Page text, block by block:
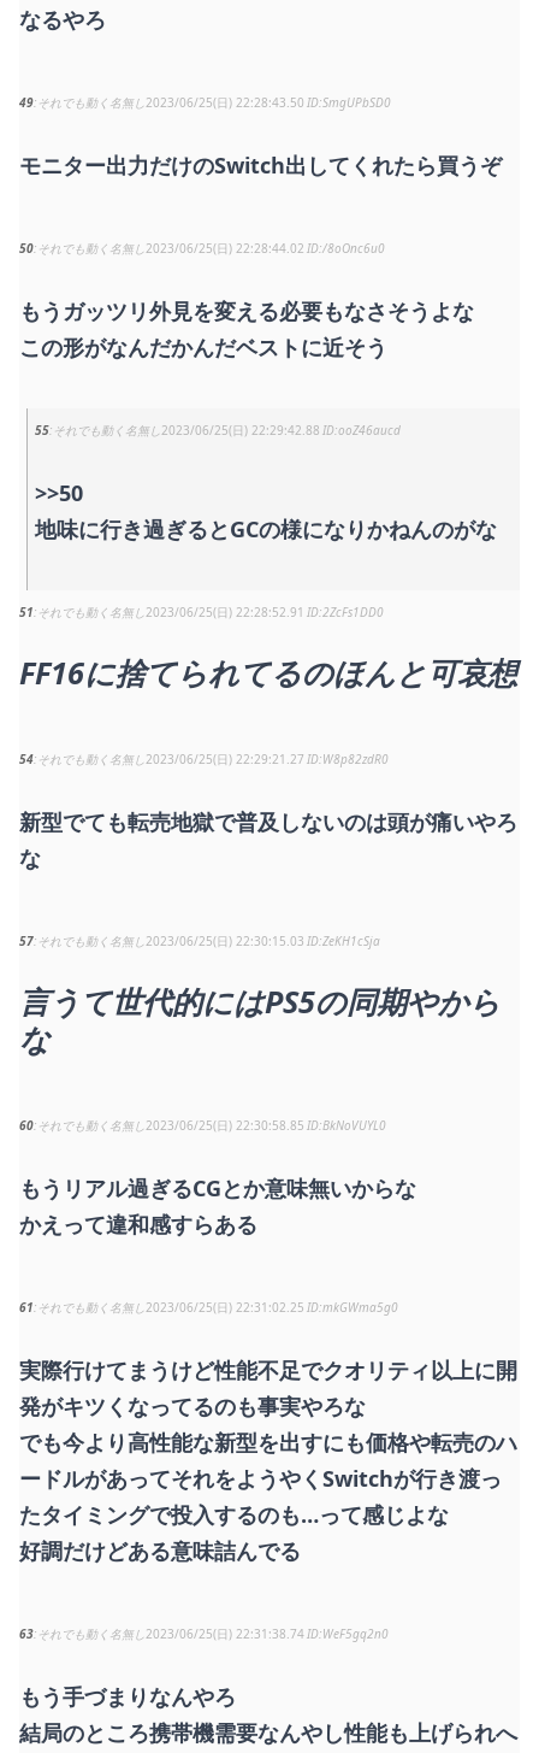
なるやろ
49 それでも動く名無し2023/06/25(日) 22:28:43.50 SmgUPbSD0
モニター出力だけのSwitch出してくれたら買うぞ
50 それでも動く名無し2023/06/25(日) 22:28:44.02 /8oOnc6u0
もうガッツリ外見を変える必要もなさそうよな
この形がなんだかんだベストに近そう
55 それでも動く名無し2023/06/25(日) 22:29:42.88 ooZ46aucd
>>50
地味に行き過ぎるとGCの様になりかねんのがな
51 それでも動く名無し2023/06/25(日) 22:28:52.91 2ZcFs1DD0
FF16に捨てられてるのほんと可哀想
54 それでも動く名無し2023/06/25(日) 22:29:21.27 W8p82zdR0
新型でても転売地獄で普及しないのは頭が痛いやろ
な
57 それでも動く名無し2023/06/25(日) 22:30:15.03 ZeKH1cSja
言うて世代的にはPS5の同期やから
な
60 それでも動く名無し2023/06/25(日) 22:30:58.85 BkNoVUYL0
もうリアル過ぎるCGとか意味無いからな
かえって違和感すらある
61 それでも動く名無し2023/06/25(日) 22:31:02.25 mkGWma5g0
実際行けてまうけど性能不足でクオリティ以上に開
発がキツくなってるのも事実やろな
でも今より高性能な新型を出すにも価格や転売のハ
ードルがあってそれをようやくSwitchが行き渡っ
たタイミングで投入するのも…って感じよな
好調だけどある意味詰んでる
63 それでも動く名無し2023/06/25(日) 22:31:38.74 WeF5gq2n0
もう手づまりなんやろ
結局のところ携帯機需要なんやし性能も上げられへ